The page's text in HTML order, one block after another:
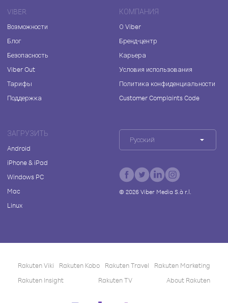
VIBER
Возможности
Блог
Безопасность
Viber Out
Тарифы
Поддержка
КОМПАНИЯ
О Viber
Бренд-центр
Карьера
Условия использования
Политика конфиденциальности
Customer Complaints Code
ЗАГРУЗИТЬ
Android
iPhone & iPad
Windows PC
Mac
Linux
Русский
© 2026Viber Media S.à r.l.
Rakuten Viki Rakuten Kobo Rakuten Travel
Rakuten Marketing
Rakuten Insight
Rakuten TV About Rakuten